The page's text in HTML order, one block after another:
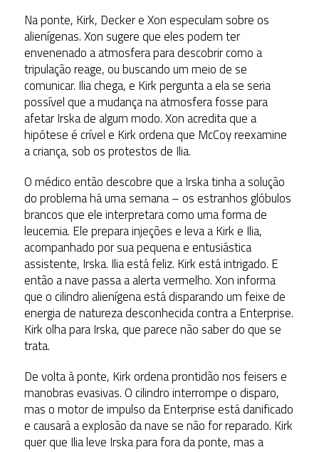
Na ponte, Kirk, Decker e Xon especulam sobre os
alienígenas. Xon sugere que eles podem ter
envenenado a atmosfera para descobrir como a
tripulação reage, ou buscando um meio de se
comunicar. Ilia chega, e Kirk pergunta a ela se seria
possível que a mudança na atmosfera fosse para
afetar Irska de algum modo. Xon acredita que a
hipótese é crível e Kirk ordena que McCoy reexamine
a criança, sob os protestos de Ilia.
O médico então descobre que a Irska tinha a solução
do problema há uma semana – os estranhos glóbulos
brancos que ele interpretara como uma forma de
leucemia. Ele prepara injeções e leva a Kirk e Ilia,
acompanhado por sua pequena e entusiástica
assistente, Irska. Ilia está feliz. Kirk está intrigado. E
então a nave passa a alerta vermelho. Xon informa
que o cilindro alienígena está disparando um feixe de
energia de natureza desconhecida contra a Enterprise.
Kirk olha para Irska, que parece não saber do que se
trata.
De volta à ponte, Kirk ordena prontidão nos feisers e
manobras evasivas. O cilindro interrompe o disparo,
mas o motor de impulso da Enterprise está danificado
e causará a explosão da nave se não for reparado. Kirk
quer que Ilia leve Irska para fora da ponte, mas a